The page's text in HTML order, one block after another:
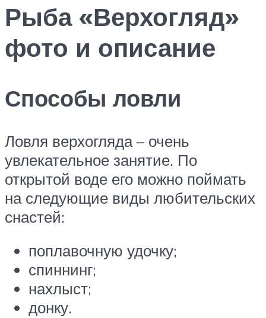
Рыба «Верхогляд»
фото и описание
Способы ловли
Ловля верхогляда – очень
увлекательное занятие. По
открытой воде его можно поймать
на следующие виды любительских
снастей:
поплавочную удочку;
спиннинг;
нахлыст;
донку.